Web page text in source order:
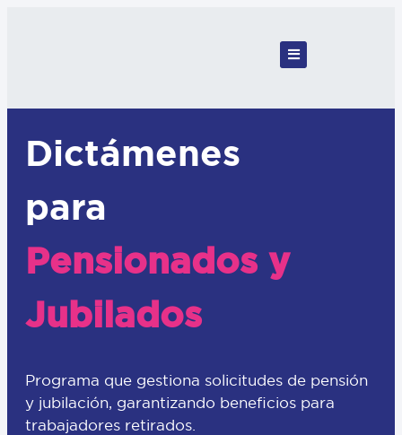
Dictámenes
para
Pensionados y
Jubilados
Programa que gestiona solicitudes de pensión
y jubilación, garantizando beneficios para
trabajadores retirados.